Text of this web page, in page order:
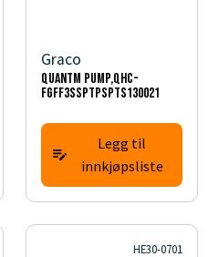
Graco
QUANTM PUMP,QHC-
FGFF3SSPTPSPTS130021
Legg til
innkjøpsliste
HE30-0701